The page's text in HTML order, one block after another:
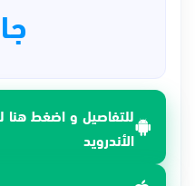
للتفاصيل و اضغط هنا
الأندرويد